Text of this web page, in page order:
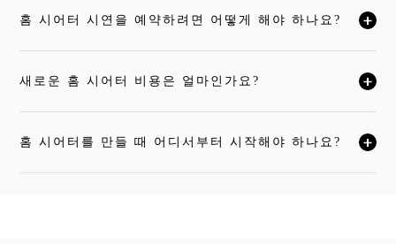
홈 시어터 시연을 예약하려면 어떻게 해야 하나요?
자세한 내용을 보시려면 클릭하세요
새로운 홈 시어터 비용은 얼마인가요?
자세한 내용을 보시려면 클릭하세요
홈 시어터를 만들 때 어디서부터 시작해야 하나요?
자세한 내용을 보시려면 클릭하세요